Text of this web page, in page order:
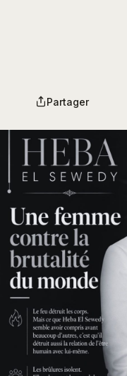
Partager